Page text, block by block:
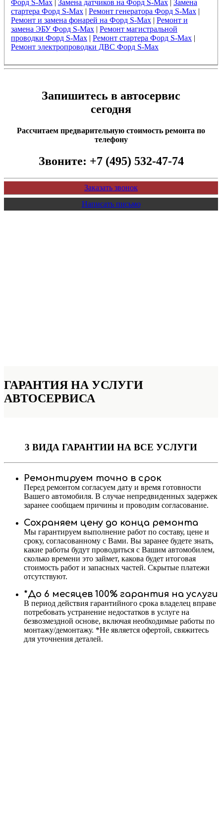
Форд S-Max| Замена датчиков на Форд S-Max| Замена
стартера Форд S-Max| Ремонт генератора Форд S-Max|
Ремонт и замена фонарей на Форд S-Max| Ремонт и
замена ЭБУ Форд S-Max| Ремонт магистральной
проводки Форд S-Max| Ремонт стартера Форд S-Max|
Ремонт электропроводки ДВС Форд S-Max
Запишитесь в автосервис
сегодня
Рассчитаем предварительную стоимость ремонта по
телефону
Звоните: +7 (495) 532-47-74
Заказать звонок
Написать письмо
ГАРАНТИЯ НА УСЛУГИ
АВТОСЕРВИСА
3 ВИДА ГАРАНТИИ НА ВСЕ УСЛУГИ
Ремонтируем точно в срок
Перед ремонтом согласуем дату и время готовности
Вашего автомобиля. В случае непредвиденных задержек
заранее сообщаем причины и проводим согласование.
Сохраняем цену до конца ремонта
Мы гарантируем выполнение работ по составу, цене и
сроку, согласованному с Вами. Вы заранее будете знать,
какие работы будут проводиться с Вашим автомобилем,
сколько времени это займет, какова будет итоговая
стоимость работ и запасных частей. Скрытые платежи
отсутствуют.
*До 6 месяцев 100% гарантия на услуги
В период действия гарантийного срока владелец вправе
потребовать устранение недостатков в услуге на
безвозмездной основе, включая необходимые работы по
монтажу/демонтажу. *Не является офертой, свяжитесь
для уточнения деталей.